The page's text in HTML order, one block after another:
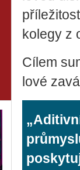
ko­le­gy z
Cílem
lo­vé